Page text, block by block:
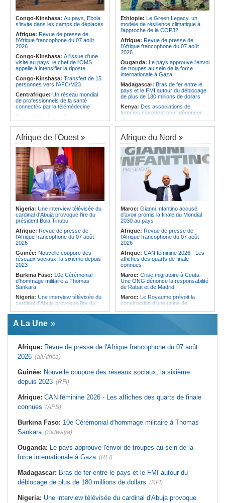
Afrique:La LSF salue le lancement
du premier ETF obligataire
souverain africain (USD) disponible
en Europe
Afrique: Les joueurs africains et de
la diaspora dominent la coupe du
monde
Angola:L'Assemblée nationale
approuve le rapport sur la
désignation des membres des
commissions électorales
Angola:Le pétrole brut Brent
s'échange à 79,21 $US
Congo-Kinshasa: Au pays, Ebola
s'invite dans les camps de déplacés
Afrique: Revue de presse de
l'Afrique francophone du 07 août
2026
Congo-Kinshasa: A l'issue d'une
visite au pays, le chef de l'OMS
appelle à intensifier la riposte
Congo-Kinshasa: Transfert de 15
personnes vers l'AFC/M23
Centrafrique: Un réseau mondial
de professionnels de la santé
connectés par la télémédecine
Congo-Kinshasa: Ebola au pays -
Africa CDC mise sur les
communautés
Afrique Centrale:L'explosion de la
demande de viande de brousse
extermine la faune sauvage
Congo-Kinshasa:Après l'accord
avec une branche des FDLR, les
zones d'ombre persistent
Centrafrique: Un gendarme détenu
par le groupe armé AAKG retrouve
la liberté
Rome et Kigali discutent
d'une possible externalisation au
pays des procédures d'asile à
destination de l'Italie
Ethiopie: Le Green Legacy, un
modèle de résilience climatique à
l'approche de la COP32
Afrique: Revue de presse de
l'Afrique francophone du 07 août
2026
Ouganda: Le pays approuve l'envoi
de troupes au sein de la force
internationale à Gaza
Madagascar: Bras de fer entre le
pays et le FMI autour du déblocage
de plus de 180 millions de dollars
Kenya: Des associations de
femmes marchent pour dénoncer
Afrique:La CEA renforce les
capacités des parlementaires de
l'Afrique de l'Est
Congo-Kinshasa:
Après l'accord
avec une branche des FDLR, les
zones d'ombre persistent
Sud-Soudan:
Le pays à la croisée
des chemins, alerte l'ONU
Rwanda:Rome et Kigali discutent
d'une possible externalisation au
pays des procédures d'asile à
destination de l'Italie
Somalie:Le camp de Galkayo
frappé par une violente attaque des
Forces du Puntland
Afrique de l'Ouest
Nigeria: Une interview télévisée du
cardinal d'Abuja provoque l'ire du
président Bola Tinubu
Afrique: Revue de presse de
l'Afrique francophone du 07 août
2026
Guinée: Nouvelle coupure des
réseaux sociaux, la sixième depuis
2023
Burkina Faso: 10e Cérémonial
d'hommage militaire à Thomas
Sankara
Nigeria: Une interview télévisée du
cardinal d'Abuja provoque l'ire du
Afrique de l'Ouest:
22 milliards de FCFA en obligations
l'UEMOA
Cote d'Ivoire:Le retour du tambour
parleur «Djidji Ayôkwé» prend une
dimension politique
Guinée:
Le président dissipe les
doutes concernant son état de
santé dans un message publié sur X
l'assurance pour tous - Le pacte de
- Les retards du calendrier
alimentent les soupçons d'un report
Afrique du Nord
Maroc: Gianni Infantino accusé
d'avoir promis la finale du Mondial
2030 au pays
Afrique: Revue de presse de
l'Afrique francophone du 07 août
2026
Afrique: CAN féminine 2026 - Les
affiches des quarts de finale
connues
Maroc: Crise migratoire à Ceuta -
Une ONG dénonce la responsabilité
de Rabat et de Madrid
Maroc: Le Royaume prévoit la
construction d'une usine de
déchets à Casablanca
agents de sécurité, selon des
associations
Afrique:Afrobasket féminin U18 -
Algérie: Le président de la
Le baryton italien Gianni
Bruschi à El Jem - « Ce théâtre
A La Une
Afrique: Revue de presse de l'Afrique francophone du 07 août
2026 (allAfrica)
Guinée: Nouvelle coupure des réseaux sociaux, la sixième
depuis 2023 (RFI)
Afrique: CAN féminine 2026 - Les affiches des quarts de finale
connues (APS)
Burkina Faso: 10e Cérémonial d'hommage militaire à Thomas
Sankara (Sidwaya)
Ouganda: Le pays approuve l'envoi de troupes au sein de la
force internationale à Gaza (RFI)
Madagascar: Bras de fer entre le pays et le FMI autour du
déblocage de plus de 180 millions de dollars (RFI)
Nigeria: Une interview télévisée du cardinal d'Abuja provoque